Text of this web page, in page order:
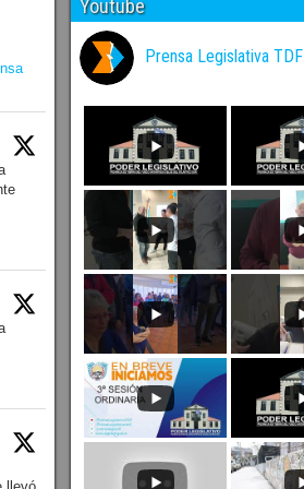
Youtube
Prensa Legislativa TDF